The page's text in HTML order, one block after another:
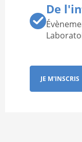
De
JE M'INSCRIS